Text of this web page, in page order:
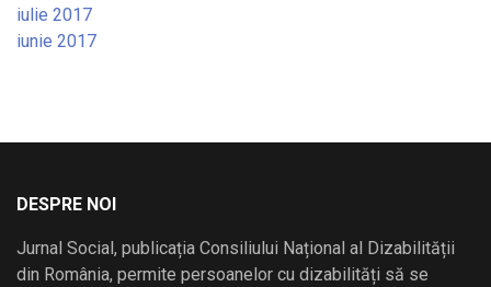
iulie 2017
iunie 2017
DESPRE NOI
Jurnal Social, publicația Consiliului Național al Dizabilității
din România, permite persoanelor cu dizabilități să se